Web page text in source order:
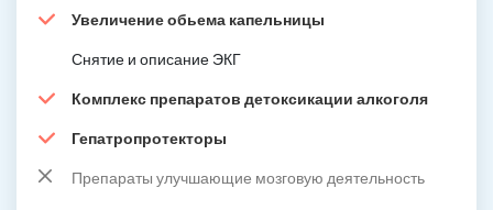
Увеличение обьема капельницы
Снятие и описание ЭКГ
Комплекс препаратов детоксикации алкоголя
Гепатропротекторы
Препараты улучшающие мозговую деятельность